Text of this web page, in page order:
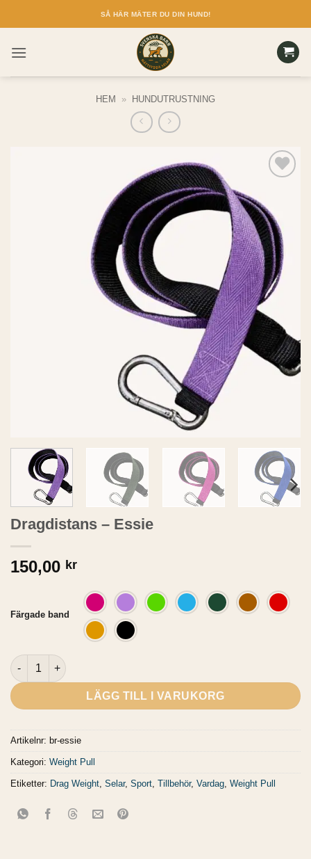
to
SÅ HÄR MÄTER DU DIN HUND!
HEM » HUNDUTRUSTNING
wishlist
Dragdistans – Essie
150,00 kr
Färgade band
Dragdistans - Essie mängd
LÄGG TILL I VARUKORG
Artikelnr: br-essie
Kategori: Weight Pull
Etiketter: Drag Weight Selar, Sport Tillbehör, Vardag Weight Pull